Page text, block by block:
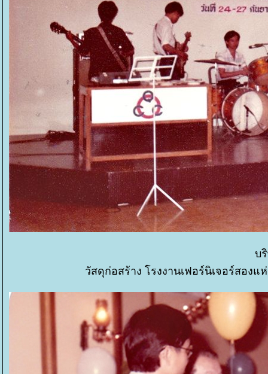
บ
วัสดุก่อสร้าง โรงงานเฟอร์นิเจอร์สอง